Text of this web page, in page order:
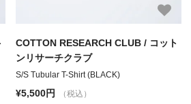
COTTON RESEARCH CLUB / コット
ンリサーチクラブ
S/S Tubular T-Shirt (BLACK)
¥5,500円 （税込）